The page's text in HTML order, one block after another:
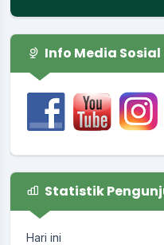
Info Media Sosial
Statistik
Hari ini